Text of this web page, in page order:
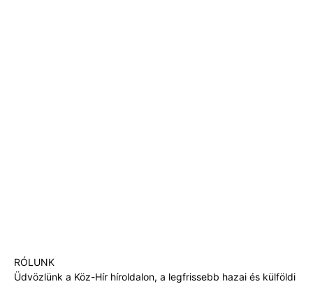
RÓLUNK
Üdvözlünk a Köz-Hír híroldalon, a legfrissebb hazai és külföldi